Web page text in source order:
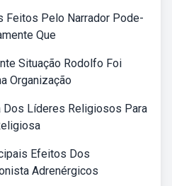
Feitos Pelo Narrador Pode-
Que
Situação Rodolfo Foi
Organização
Dos Líderes Religiosos Para
Efeitos Dos
Adrenérgicos